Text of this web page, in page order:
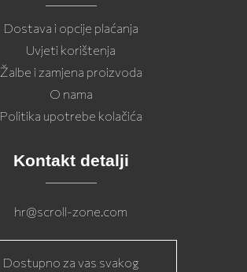
Dostava i opcije plaćanja
Uvjeti korištenja
Žalbe i zamjena proizvoda
O nama
Politika upotrebe kolačića
Kontakt detalji
hr@scroll-zone.com
Dostupno za vas svakog